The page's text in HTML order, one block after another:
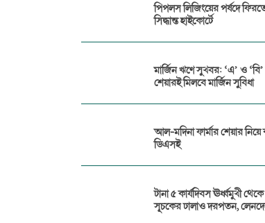
পিপলস লিজিংয়ের পর্ষদে
সিদ্ধান্ত হাইকোর্টে
মার্জিন ঋণে সুখবর: ‘এ’ ও
শেয়ারই মিলবে মার্জিন সুবিধা
আল-মদিনা ফার্মার শেয়ার
ডিএসই
টানা ৫ কার্যদিবস ঊর্ধ্বমুখী
সূচকের ঢালাও দরপতন,